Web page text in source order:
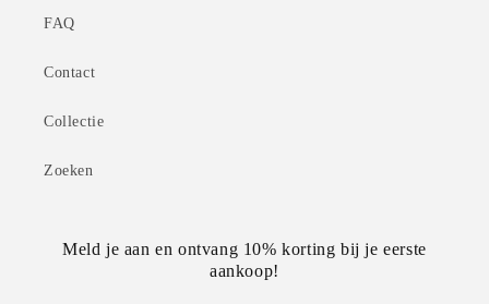
FAQ
Contact
Collectie
Zoeken
Meld je aan en ontvang 10% korting bij je eerste
aankoop!